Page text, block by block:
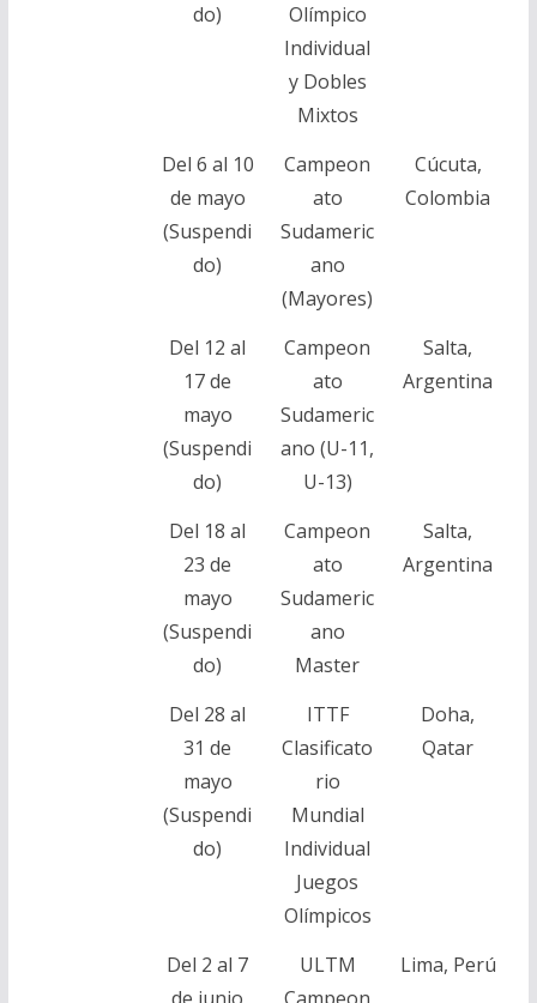
do)
Olímpico
Individual
y Dobles
Mixtos
Del 6 al 10
de mayo
(Suspendi
do)
Campeon
ato
Sudameric
ano
(Mayores)
Cúcuta,
Colombia
Del 12 al
17 de
mayo
(Suspendi
do)
Campeon
ato
Sudameric
ano (U-11,
U-13)
Salta,
Argentina
Del 18 al
23 de
mayo
(Suspendi
do)
Campeon
ato
Sudameric
ano
Master
Salta,
Argentina
Del 28 al
31 de
mayo
(Suspendi
do)
ITTF
Clasificato
rio
Mundial
Individual
Juegos
Olímpicos
Doha,
Qatar
Del 2 al 7
ULTM
Lima, Perú